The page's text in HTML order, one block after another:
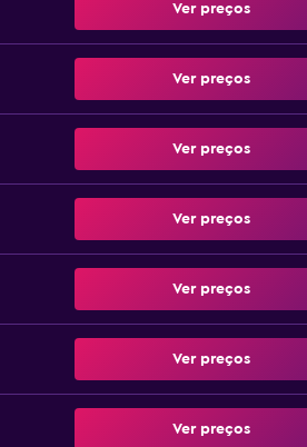
Ver preços
Ver preços
Ver preços
Ver preços
Ver preços
Ver preços
Ver preços